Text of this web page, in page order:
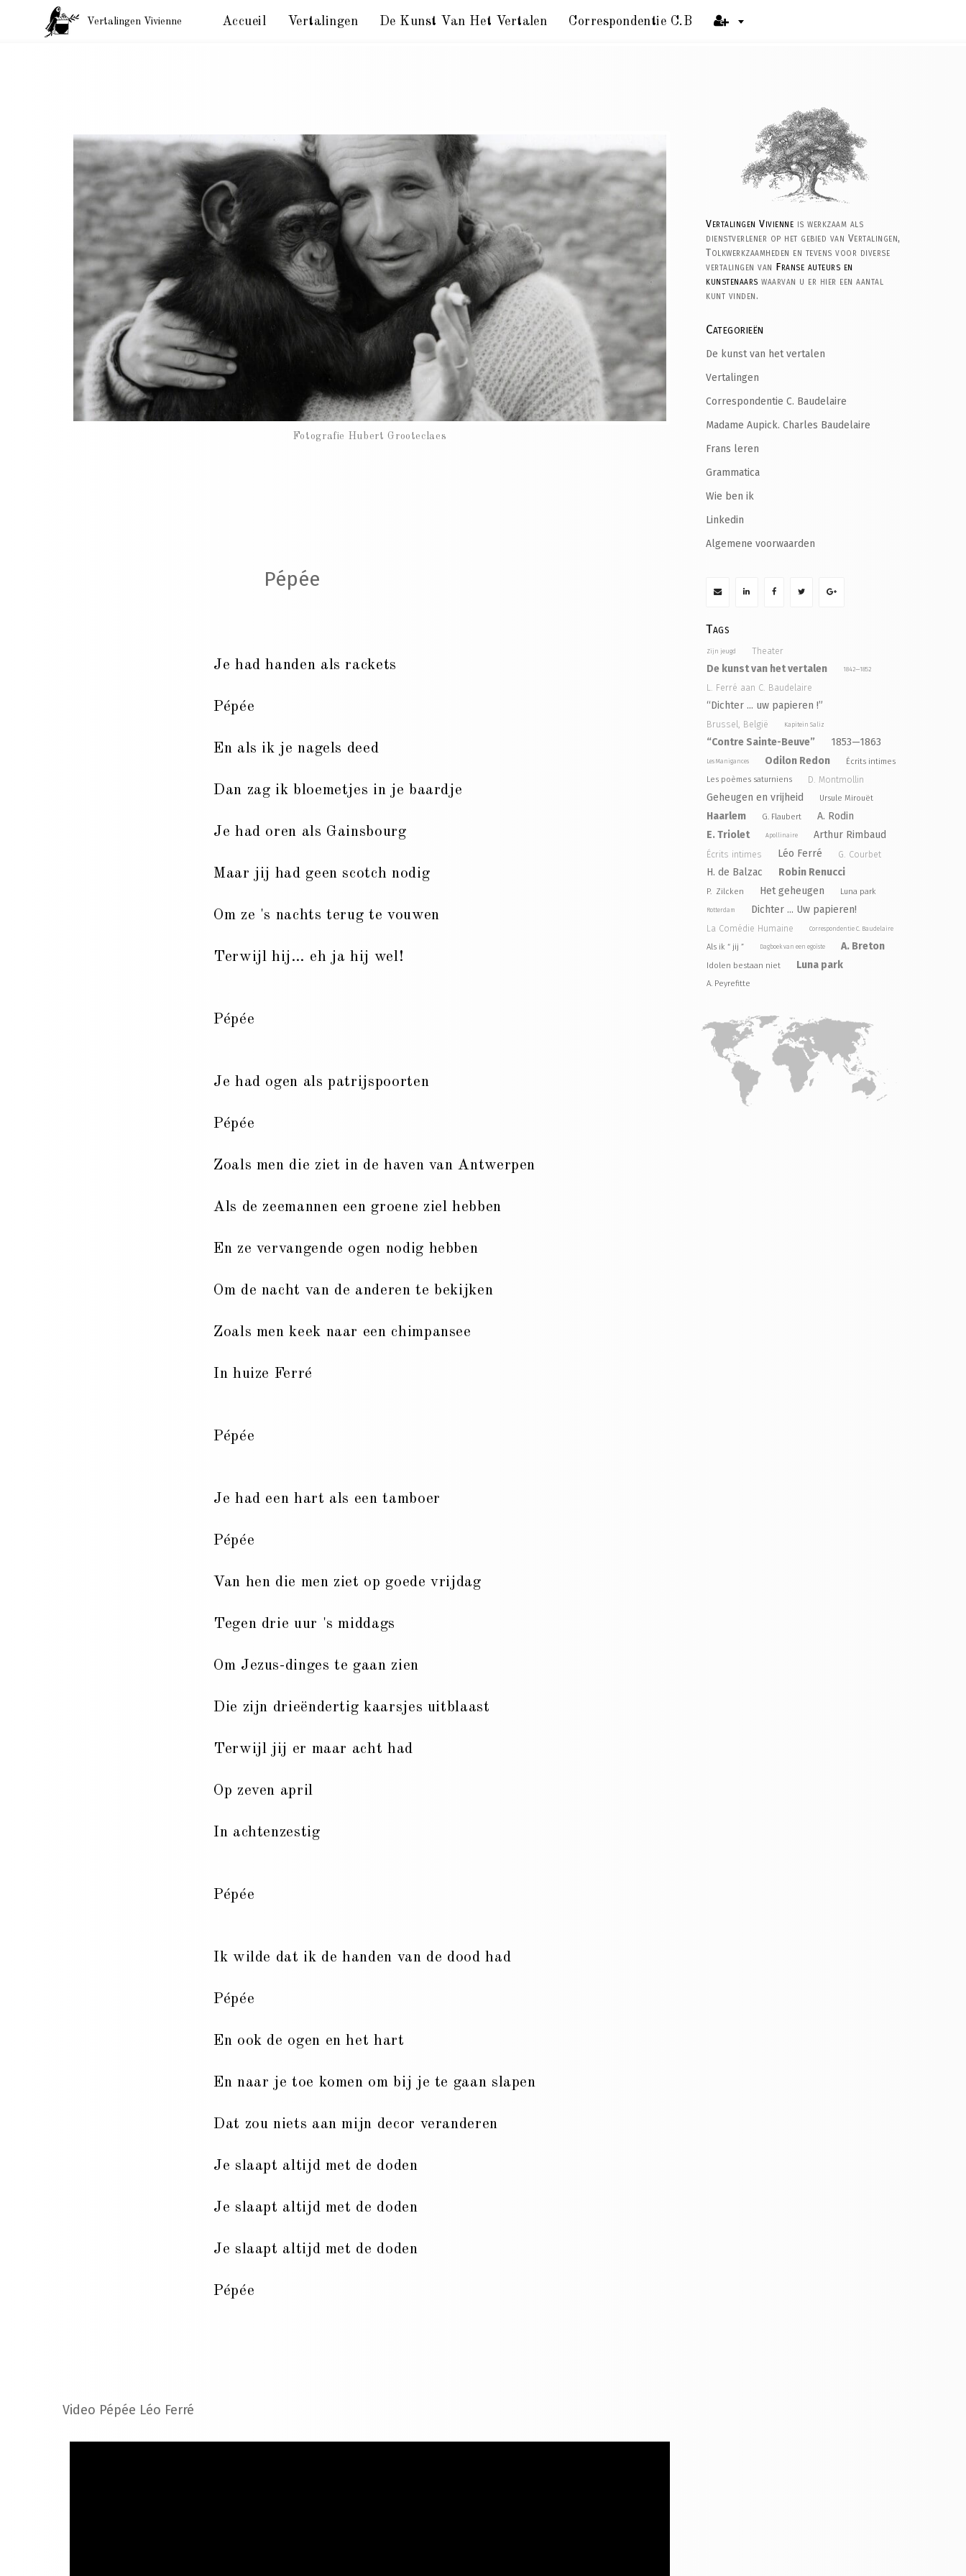
Vertalingen Vivienne Accueil Vertalingen De Kunst Van Het Vertalen Correspondentie C.B
Fotografie Hubert Grooteclaes
Pépée
Je had handen als rackets
Pépée
En als ik je nagels deed
Dan zag ik bloemetjes in je baardje
Je had oren als Gainsbourg
Maar jij had geen scotch nodig
Om ze 's nachts terug te vouwen
Terwijl hij… eh ja hij wel!
Pépée
Je had ogen als patrijspoorten
Pépée
Zoals men die ziet in de haven van Antwerpen
Als de zeemannen een groene ziel hebben
En ze vervangende ogen nodig hebben
Om de nacht van de anderen te bekijken
Zoals men keek naar een chimpansee
In huize Ferré
Pépée
Je had een hart als een tamboer
Pépée
Van hen die men ziet op goede vrijdag
Tegen drie uur 's middags
Om Jezus-dinges te gaan zien
Die zijn drieëndertig kaarsjes uitblaast
Terwijl jij er maar acht had
Op zeven april
In achtenzestig
Pépée
Ik wilde dat ik de handen van de dood had
Pépée
En ook de ogen en het hart
En naar je toe komen om bij je te gaan slapen
Dat zou niets aan mijn decor veranderen
Je slaapt altijd met de doden
Je slaapt altijd met de doden
Je slaapt altijd met de doden
Pépée
Video Pépée Léo Ferré
Vertalingen Vivienne is werkzaam als
dienstverlener op het gebied van Vertalingen,
Tolkwerkzaamheden en tevens voor diverse
vertalingen van Franse auteurs en
kunstenaars waarvan u er hier een aantal
kunt vinden.
Categorieën
De kunst van het vertalen
Vertalingen
Correspondentie C. Baudelaire
Madame Aupick. Charles Baudelaire
Frans leren
Grammatica
Wie ben ik
Linkedin
Algemene voorwaarden
Tags
Zijn jeugd Theater
De kunst van het vertalen 1842—1852
L. Ferré aan C. Baudelaire
“Dichter ... uw papieren !”
Brussel, België Kapitein Saliz
“Contre Sainte-Beuve” 1853—1863
Les Manigances Odilon Redon
Écrits intimes
Les poèmes saturniens
D. Montmollin
Geheugen en vrijheid Ursule Mirouët
Haarlem G. Flaubert
A. Rodin
E. Triolet
Apollinaire Arthur Rimbaud
Écrits intimes Léo Ferré G. Courbet
H. de Balzac Robin Renucci
P. Zilcken Het geheugen Luna park
Rotterdam Dichter ... Uw papieren!
La Comédie Humaine Correspondentie C. Baudelaire
Als ik “ jij ” Dagboek van een egoïste A. Breton
Idolen bestaan niet Luna park
A. Peyrefitte